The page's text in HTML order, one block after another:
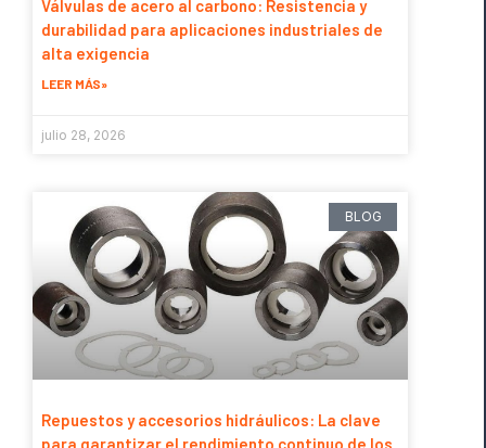
Válvulas de acero al carbono: Resistencia y
durabilidad para aplicaciones industriales de
alta exigencia
LEER MÁS»
julio 28, 2026
BLOG
Repuestos y accesorios hidráulicos: La clave
para garantizar el rendimiento continuo de los